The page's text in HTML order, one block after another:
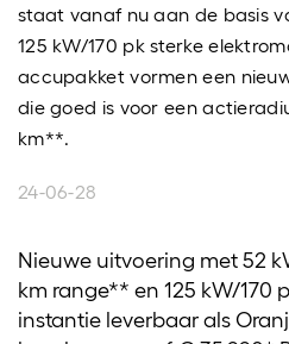
staat vanaf nu aan de basis
125 kW/170 pk sterke
accupakket vormen een
die goed is voor een
km**.
24-06-28
Nieuwe uitvoering met 52
km range** en 125 kW/170
instantie leverbaar als